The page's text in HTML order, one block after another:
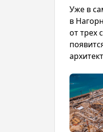
Уже в
в
от трех